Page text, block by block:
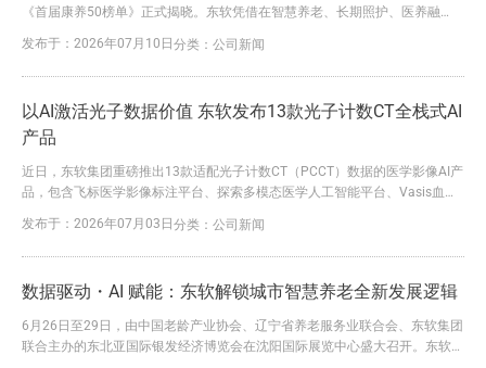
《首届康养50榜单》正式揭晓。东软凭借在智慧养老、长期照护、医养融
功入选首届康养50榜单。 东软集团智慧医保事业部总经理刘兵受邀出席发布
会，并分享东软在城市级智慧养老服务平台建设上的前沿实践与探索。他指
发布于：2026年07月10日 分类： 公司新闻
以AI激活光子数据价值 东软发布13款光子计数CT全栈式AI
产品
近日，东软集团重磅推出13款适配光子计数CT（PCCT）数据的医学影像AI产
品，包含飞标医学影像标注平台、探索多模态医学人工智能平台、Vasis血管
AI整体解决方案的企业。 光子计数CT是近年医学影像领域极具变革价值的创
新技术，重构传统CT成像逻辑，实现成像从灰度结构识别到光子级精细分辨
发布于：2026年07月03日 分类： 公司新闻
数据驱动・AI 赋能：东软解锁城市智慧养老全新发展逻辑
6月26日至29日，由中国老龄产业协会、辽宁省养老服务业联合会、东软集团
联合主办的东北亚国际银发经济博览会在沈阳国际展览中心盛大召开。东软携